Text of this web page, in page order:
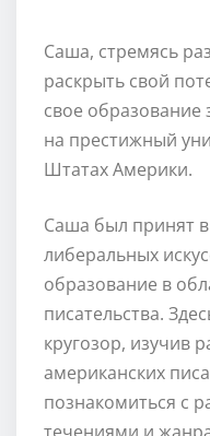
Саша, стремясь
раскрыть свой
свое образование
на престижный
Штатах Америки.
Саша был принят в
либеральных
образование в
писательства.
кругозор, изучив
американских
познакомиться с